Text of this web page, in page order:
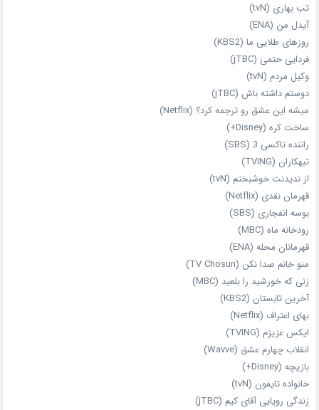
تب بهاری (tvN)
آیدل من (ENA)
روزهای طلایی ما (KBS2)
فردایی حتمی (jTBC)
وکیل مردم (tvN)
دوستم داشته باش (jTBC)
میشه این عشق رو ترجمه کرد؟ (Netflix)
ساخت کره (Disney+)
راننده تاکسی 3 (SBS)
تبهکاران (TVING)
از ندیدنت خوشبختم (tvN)
قهرمان نقدی (Netflix)
بوسه انفجاری (SBS)
رودخانه ماه (MBC)
قهرمانان محله (ENA)
منو خانم صدا نکن (TV Chosun)
زنی که خورشید را بلعید (MBC)
آخرین تابستان (KBS2)
بهای اعتراف (Netflix)
ایکس عزیزم (TVING)
انقلاب چهارم عشق (Wavve)
بازیچه (Disney+)
خانواده تایفون (tvN)
زندگی رویایی آقای کیم (jTBC)